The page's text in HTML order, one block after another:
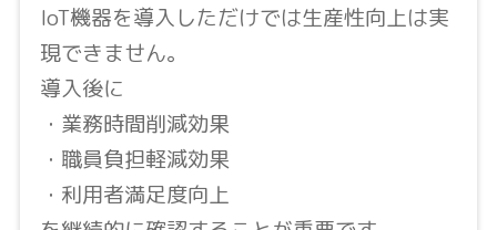
IoT機器を導入しただけでは生産性向上は実
現できません。
導入後に
・業務時間削減効果
・職員負担軽減効果
・利用者満足度向上